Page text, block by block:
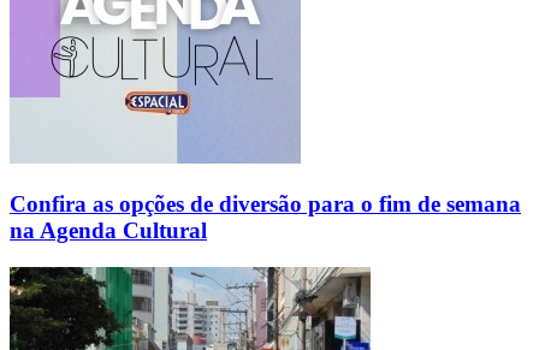
Confira as opções de diversão para o fim de semana
na Agenda Cultural